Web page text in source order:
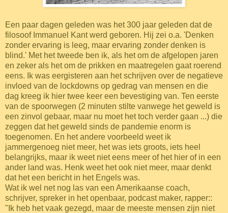
Een paar dagen geleden was het 300 jaar geleden dat de
filosoof Immanuel Kant werd geboren. Hij zei o.a. 'Denken
zonder ervaring is leeg, maar ervaring zonder denken is
blind.' Met het tweede ben ik, als het om de afgelopen jaren
en zeker als het om de prikken en maatregelen gaat roerend
eens. Ik was eergisteren aan het schrijven over de negatieve
invloed van de lockdowns op gedrag van mensen en die
dag kreeg ik hier twee keer een bevestiging van. Ten eerste
van de spoorwegen (2 minuten stilte vanwege het geweld is
een zinvol gebaar, maar nu moet het toch verder gaan ...) die
zeggen dat het geweld sinds de pandemie enorm is
toegenomen. En het andere voorbeeld weet ik
jammergenoeg niet meer, het was iets groots, iets heel
belangrijks, maar ik weet niet eens meer of het hier of in een
ander land was. Henk weet het ook niet meer, maar denkt
dat het een bericht in het Engels was.
Wat ik wel net nog las van een Amerikaanse coach,
schrijver, spreker in het openbaar, podcast maker, rapper::
"Ik heb het vaak gezegd, maar de meeste mensen zijn niet